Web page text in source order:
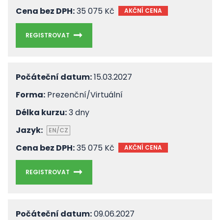
Cena bez DPH:35 075 Kč AKČNÍ CENA
REGISTROVAT
Počáteční datum:15.03.2027
Forma: Prezenční/Virtuální
Délka kurzu:3 dny
Jazyk:
EN/CZ
Cena bez DPH:35 075 Kč AKČNÍ CENA
REGISTROVAT
Počáteční datum:09.06.2027